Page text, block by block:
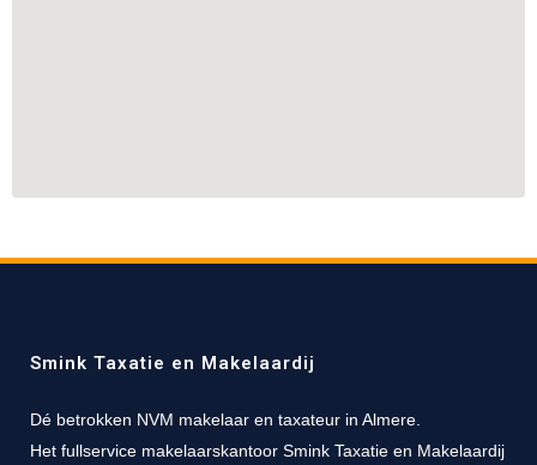
Smink Taxatie en Makelaardij
Dé betrokken NVM makelaar en taxateur in Almere.
Het fullservice makelaarskantoor Smink Taxatie en Makelaardij